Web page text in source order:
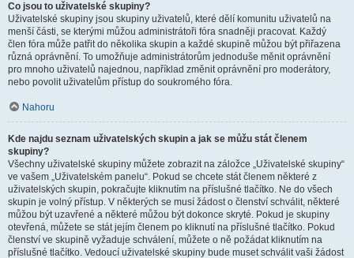
Co jsou to uživatelské skupiny?
Uživatelské skupiny jsou skupiny uživatelů, které dělí komunitu uživatelů na
menší části, se kterými můžou administrátoři fóra snadněji pracovat. Každý
člen fóra může patřit do několika skupin a každé skupině můžou být přiřazena
různá oprávnění. To umožňuje administrátorům jednoduše měnit oprávnění
pro mnoho uživatelů najednou, například změnit oprávnění pro moderátory,
nebo povolit uživatelům přístup do soukromého fóra.
Nahoru
Kde najdu seznam uživatelských skupin a jak se můžu stát členem
skupiny?
Všechny uživatelské skupiny můžete zobrazit na záložce „Uživatelské skupiny“
ve vašem „Uživatelském panelu“. Pokud se chcete stát členem některé z
uživatelských skupin, pokračujte kliknutím na příslušné tlačítko. Ne do všech
skupin je volný přístup. V některých se musí žádost o členství schválit, některé
můžou být uzavřené a některé můžou být dokonce skryté. Pokud je skupiny
otevřená, můžete se stát jejím členem po kliknutí na příslušné tlačítko. Pokud
členství ve skupině vyžaduje schválení, můžete o ně požádat kliknutím na
příslušné tlačítko. Vedoucí uživatelské skupiny bude muset schválit vaši žádost